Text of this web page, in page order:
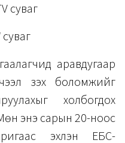
суваг
аравдугаар
үзэх боломжийг
холбогдох
энэ сарын 20-ноос
эхлэн ЕБС-